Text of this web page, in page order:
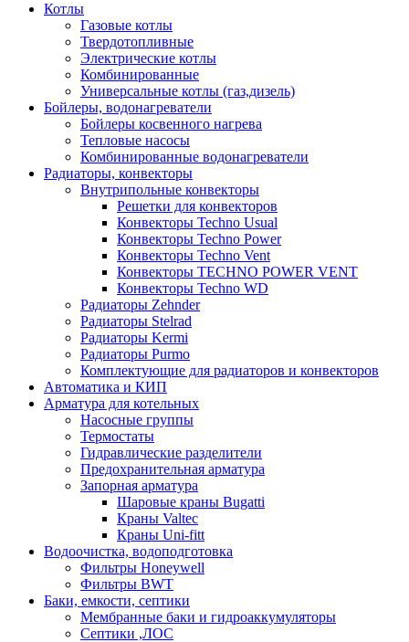
Котлы
Газовые котлы
Твердотопливные
Электрические котлы
Комбинированные
Универсальные котлы (газ,дизель)
Бойлеры, водонагреватели
Бойлеры косвенного нагрева
Тепловые насосы
Комбинированные водонагреватели
Радиаторы, конвекторы
Внутрипольные конвекторы
Решетки для конвекторов
Конвекторы Techno Usual
Конвекторы Techno Power
Конвекторы Techno Vent
Конвекторы TECHNO POWER VENT
Конвекторы Techno WD
Радиаторы Zehnder
Радиаторы Stelrad
Радиаторы Kermi
Радиаторы Purmo
Комплектующие для радиаторов и конвекторов
Автоматика и КИП
Арматура для котельных
Насосные группы
Термостаты
Гидравлические разделители
Предохранительная арматура
Запорная арматура
Шаровые краны Bugatti
Краны Valtec
Краны Uni-fitt
Водоочистка, водоподготовка
Фильтры Honeywell
Фильтры BWT
Баки, емкости, септики
Мембранные баки и гидроаккумуляторы
Септики ,ЛОС